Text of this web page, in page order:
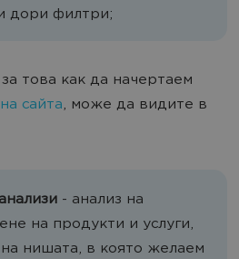
дори филтри;
това как да начертаем
сайта, може да видите в
- анализ на
на продукти и услуги,
на нишата, в която желаем